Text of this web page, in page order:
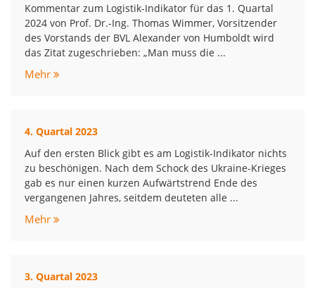
Kommentar zum Logistik-Indikator für das 1. Quartal
2024 von Prof. Dr.-Ing. Thomas Wimmer, Vorsitzender
des Vorstands der BVL Alexander von Humboldt wird
das Zitat zugeschrieben: „Man muss die ...
Mehr
4. Quartal 2023
Auf den ersten Blick gibt es am Logistik-Indikator nichts
zu beschönigen. Nach dem Schock des Ukraine-Krieges
gab es nur einen kurzen Aufwärtstrend Ende des
vergangenen Jahres, seitdem deuteten alle ...
Mehr
3. Quartal 2023